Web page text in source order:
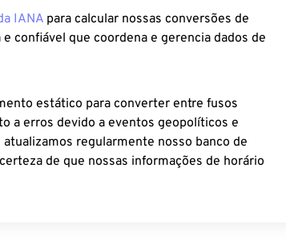
IANA para calcular nossas conversões de
confiável que coordena e gerencia dados de
estático para converter entre fusos
a erros devido a eventos geopolíticos e
regularmente nosso banco de
de que nossas informações de horário